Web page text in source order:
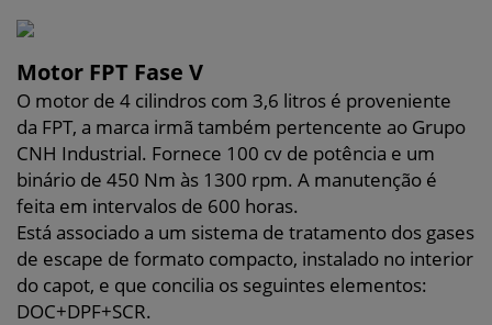
Motor FPT Fase V
O motor de 4 cilindros com 3,6 litros é proveniente
da FPT, a marca irmã também pertencente ao Grupo
CNH Industrial. Fornece 100 cv de potência e um
binário de 450 Nm às 1300 rpm. A manutenção é
feita em intervalos de 600 horas.
Está associado a um sistema de tratamento dos gases
de escape de formato compacto, instalado no interior
do capot, e que concilia os seguintes elementos:
DOC+DPF+SCR.